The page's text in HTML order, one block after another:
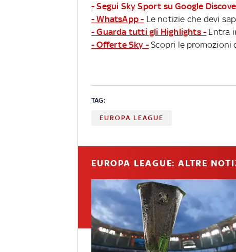
- Segui Sky Sport su Google
- WhatsApp - Le notizie che devi
- Guarda tutti gli Highlights - Entra
- Offerte Sky - Scopri le
TAG:
EUROPA LEAGUE
EUROPA LEAGUE: ALTRE